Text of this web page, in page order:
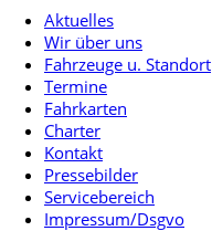
Aktuelles
Wir über uns
Fahrzeuge u. Standort
Termine
Fahrkarten
Charter
Kontakt
Pressebilder
Servicebereich
Impressum/Dsgvo